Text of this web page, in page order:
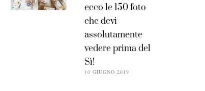
ecco le 150 foto
che devi
assolutamente
vedere prima del
Sì!
10 GIUGNO 2019